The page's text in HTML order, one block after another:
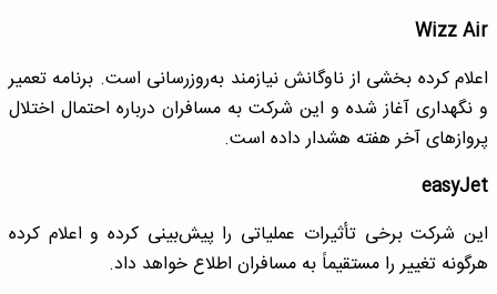
Wizz Air
اعلام کرده بخشی از ناوگانش نیازمند به‌روزرسانی است. برنامه تعمیر
و نگهداری آغاز شده و این شرکت به مسافران درباره احتمال اختلال
پروازهای آخر هفته هشدار داده است.
easyJet
این شرکت برخی تأثیرات عملیاتی را پیش‌بینی کرده و اعلام کرده
هرگونه تغییر را مستقیماً به مسافران اطلاع خواهد داد.